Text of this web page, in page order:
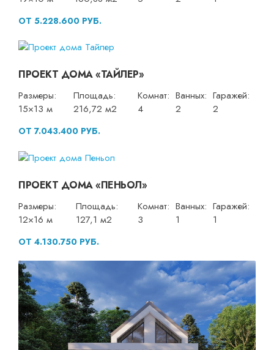
ОТ 5.228.600 РУБ.
ПРОЕКТ ДОМА «ТАЙЛЕР»
Размеры:
15×13 м
Площадь:
216,72 м2
Комнат:
4
Ванных:
2
Гаражей:
2
ОТ 7.043.400 РУБ.
ПРОЕКТ ДОМА «ПЕНЬОЛ»
Размеры:
12×16 м
Площадь:
127,1 м2
Комнат:
3
Ванных:
1
Гаражей:
1
ОТ 4.130.750 РУБ.